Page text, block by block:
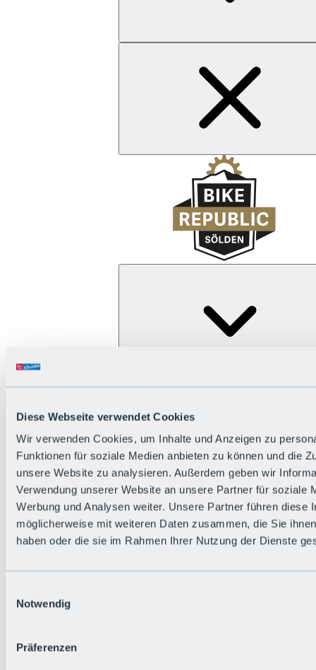
Diese Webseite verwendet Cookies
Wir verwenden Cookies, um Inhalte und Anzeigen zu
Funktionen für soziale Medien anbieten zu können und die
unsere Website zu analysieren. Außerdem geben wir
Verwendung unserer Website an unsere Partner für soziale
Werbung und Analysen weiter. Unsere Partner führen diese
möglicherweise mit weiteren Daten zusammen, die Sie
haben oder die sie im Rahmen Ihrer Nutzung der Dienste
Notwendig
Präferenzen
Bürger:in werden
Bikepark-Rules
Bikepark-Partnerschaften
Nachhaltigkeit in der BRS
Bikepark & Tickets